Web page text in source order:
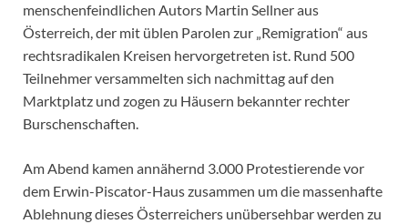
menschenfeindlichen Autors Martin Sellner aus
Österreich, der mit üblen Parolen zur „Remigration“ aus
rechtsradikalen Kreisen hervorgetreten ist. Rund 500
Teilnehmer versammelten sich nachmittag auf den
Marktplatz und zogen zu Häusern bekannter rechter
Burschenschaften.
Am Abend kamen annähernd 3.000 Protestierende vor
dem Erwin-Piscator-Haus zusammen um die massenhafte
Ablehnung dieses Österreichers unübersehbar werden zu